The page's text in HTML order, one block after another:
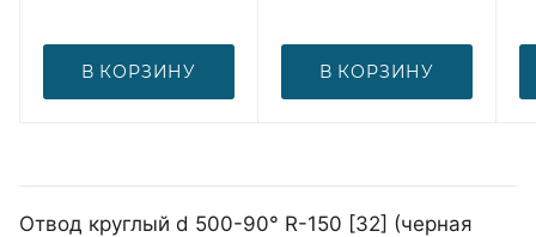
В КОРЗИНУ В КОРЗИНУ
Отвод круглый d 500-90° R-150 [32] (черная